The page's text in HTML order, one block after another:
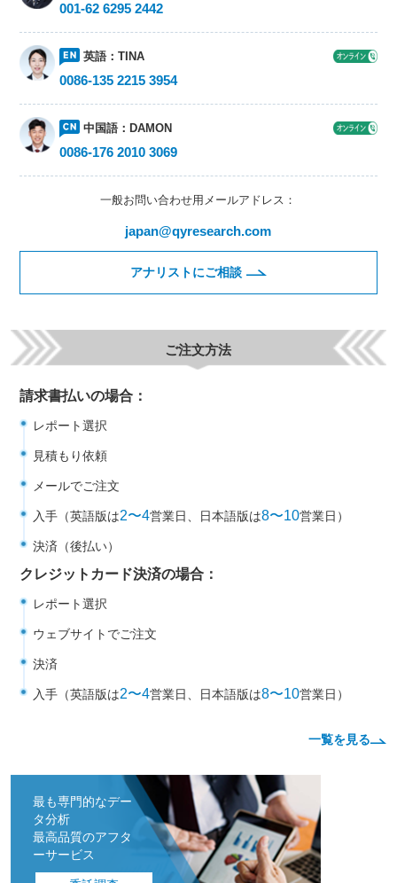
001-62 6295 2442
英語： TINA
0086-135 2215 3954
中国語： DAMON
0086-176 2010 3069
一般お問い合わせ用メールアドレス：
japan@qyresearch.com
アナリストにご相談
ご注文方法
請求書払いの場合：
レポート選択
見積もり依頼
メールでご注文
入手（英語版は2〜4営業日、日本語版は8〜10営業日）
決済（後払い）
クレジットカード決済の場合：
レポート選択
ウェブサイトでご注文
決済
入手（英語版は2〜4営業日、日本語版は8〜10営業日）
一覧を見る
最も専門的なデー
タ分析
最高品質のアフタ
ーサービス